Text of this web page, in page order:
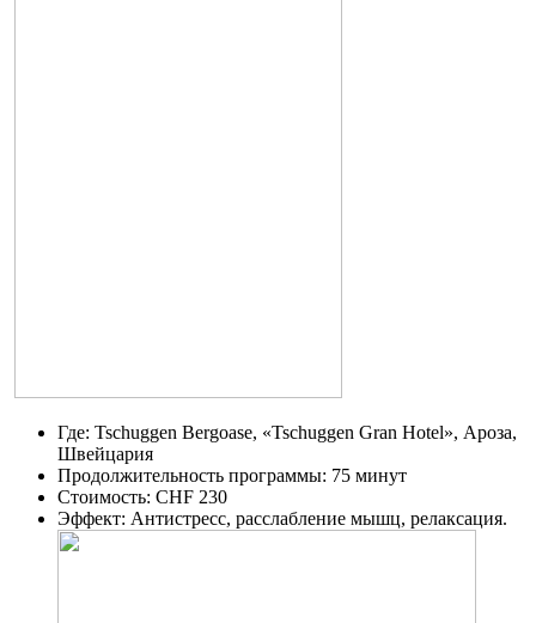
Где: Tschuggen Bergoase, «Tschuggen Gran Hotel», Ароза,
Швейцария
Продолжительность программы: 75 минут
Стоимость: CHF 230
Эффект: Антистресс, расслабление мышц, релаксация.